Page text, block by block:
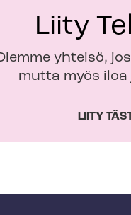
Liity
yhteisö,
mutta myös iloa
LIITY